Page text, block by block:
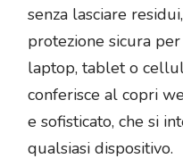
senza lasciare
protezione sicura
laptop, tablet o
conferisce al copri
e sofisticato, che si
qualsiasi dispositivo.